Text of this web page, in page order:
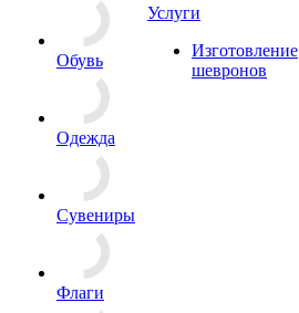
Обувь
Одежда
Сувениры
Флаги
Услуги
Изготовление
шевронов